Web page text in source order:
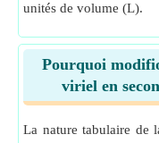
unités de volume (L).
Pourquoi
viriel en
La nature tabulaire de